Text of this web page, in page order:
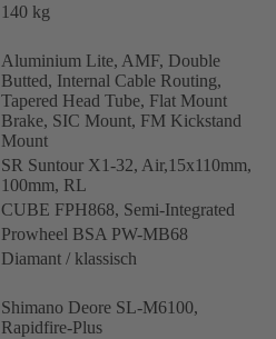
140 kg
Aluminium Lite, AMF, Double
Butted, Internal Cable Routing,
Tapered Head Tube, Flat Mount
Brake, SIC Mount, FM Kickstand
Mount
SR Suntour X1-32, Air,15x110mm,
100mm, RL
CUBE FPH868, Semi-Integrated
Prowheel BSA PW-MB68
Diamant / klassisch
Shimano Deore SL-M6100,
Rapidfire-Plus